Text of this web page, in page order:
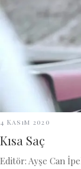
4 Kasım 2020
Kısa Saç
Editör: Ayşe Can